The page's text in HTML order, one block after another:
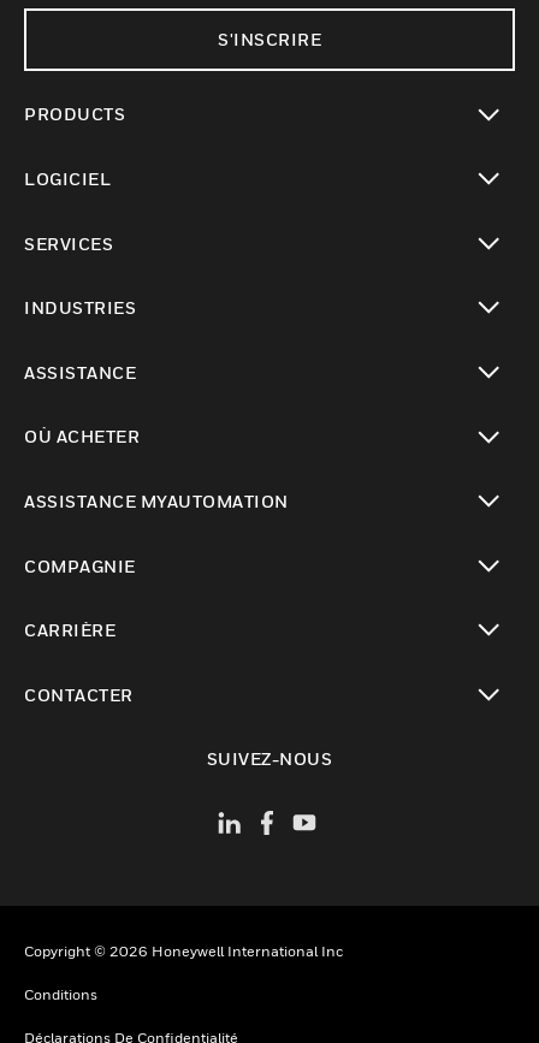
S'INSCRIRE
PRODUCTS
LOGICIEL
SERVICES
INDUSTRIES
ASSISTANCE
OÙ ACHETER
ASSISTANCE MYAUTOMATION
COMPAGNIE
CARRIÈRE
CONTACTER
SUIVEZ-NOUS
Copyright © 2026 Honeywell International Inc
Conditions
Déclarations De Confidentialité